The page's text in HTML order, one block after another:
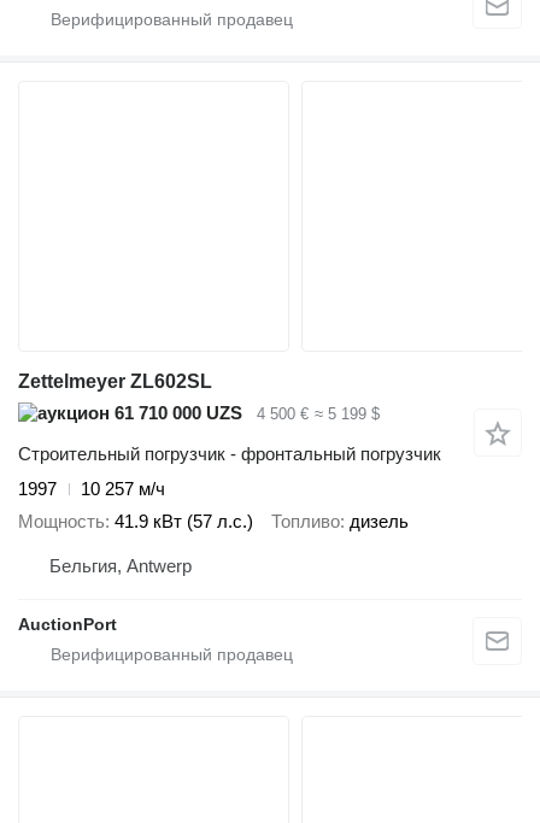
Zettelmeyer ZL602SL
61 710 000 UZS
4 500 € ≈ 5 199 $
Строительный погрузчик - фронтальный погрузчик
1997
10 257 м/ч
Мощность 41.9 кВт (57 л.с.) Топливо дизель
Бельгия, Antwerp
AuctionPort